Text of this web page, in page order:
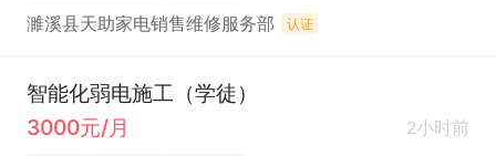
濉溪县天助家电销售维修服务部 认证
智能化弱电施工（学徒）
3000元/月
2小时前